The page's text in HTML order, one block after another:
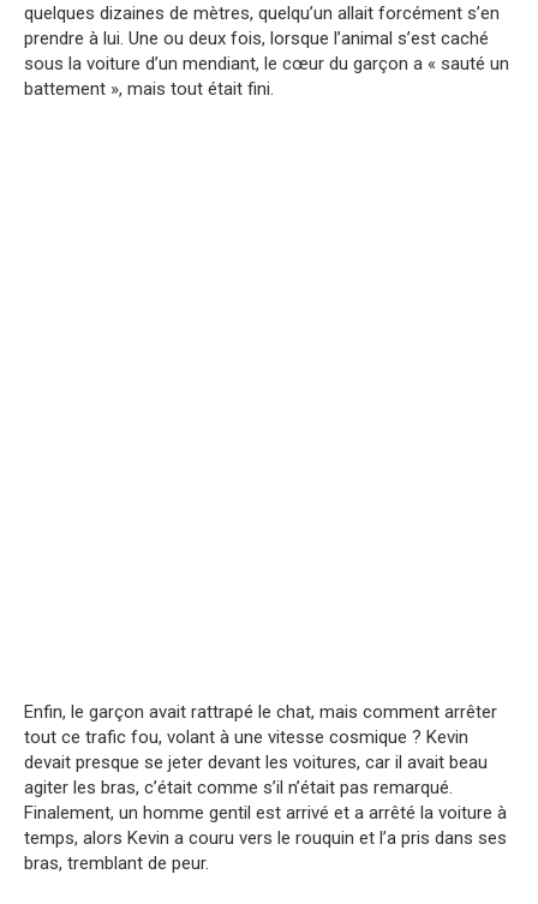
quelques dizaines de mètres, quelqu’un allait forcément s’en
prendre à lui. Une ou deux fois, lorsque l’animal s’est caché
sous la voiture d’un mendiant, le cœur du garçon a « sauté un
battement », mais tout était fini.
Enfin, le garçon avait rattrapé le chat, mais comment arrêter
tout ce trafic fou, volant à une vitesse cosmique ? Kevin
devait presque se jeter devant les voitures, car il avait beau
agiter les bras, c’était comme s’il n’était pas remarqué.
Finalement, un homme gentil est arrivé et a arrêté la voiture à
temps, alors Kevin a couru vers le rouquin et l’a pris dans ses
bras, tremblant de peur.